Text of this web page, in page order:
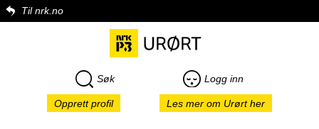
Til nrk.no
Søk Logg inn
Opprett profil Les mer om Urørt her